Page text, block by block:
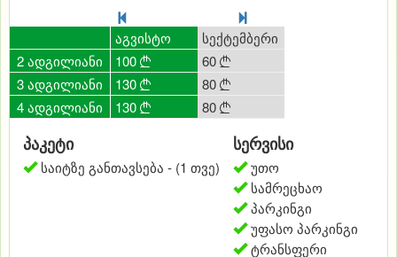
2 ადგილიანი
3 ადგილიანი
4 ადგილიანი
80
100
100
აგვისტო
100 
130 
130 
სექტემბერი
60 
80 
80 
პაკეტი
საიტზე განთავსება - (1 თვე)
სერვისი
უთო
სამრეცხაო
პარკინგი
უფასო პარკინგი
ტრანსფერი